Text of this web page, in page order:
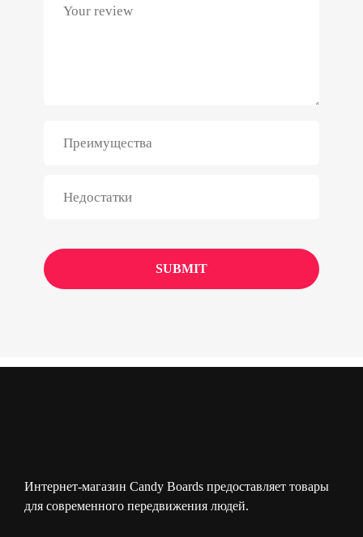
Интернет-магазин Candy Boards предоставляет товары
для современного передвижения людей.